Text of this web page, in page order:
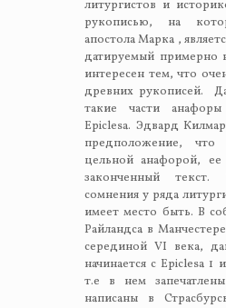
литургистов и
рукописью, на
апостола Марка ,
датируемый примерно
интересен тем, что
древних рукописей.
такие части
Epiclesа. Эдвард
предположение, что
цельной анафорой,
законченный
сомнения у ряда
имеет место быть. В
Райландса в
серединой VI века,
начинается с Epiclesa 1
т.е в нем
написаны в